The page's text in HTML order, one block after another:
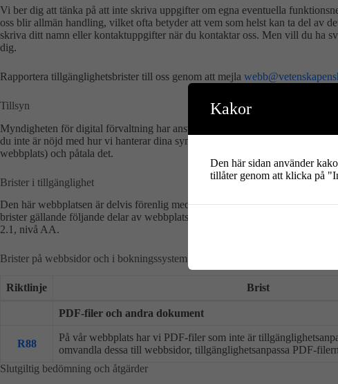
Vi ber dig att tänka på att inte skriva uppgifter om egna eventuella
oss blir allmän handling, vilket ofta betyder att vem som helst kan ta del av
skriva ditt namn eller kontaktuppgifter när du kontaktar oss. Men vill du ha
dig.
Rapportera tillgänglighetsbrister till oss genom att mejla
Tillsyn
Myndigheten för digital förvaltning har ansvaret för tillsyn av lagen om
du inte är nöjd med hur vi hanterar dina synpunkter kan du Kontakta
webbplats) och påtala det.
Brister i tillgänglighet
Den här webbplatsen är delvis förenlig med lagen om tillgänglighet till
brister gällande följande delar av webbplatsen. Vårt tillgänglighetsarbetet
2.1, nivå AA.
Brister på webbsidor och i bokningssystem
Riktlinje Brist
PDF-filer och andra dokument
R88
På vår webbplats har vi PDF-filer som inte är
omvandla dessa till webbsidor, tillgänglighetsanpassa PDF-
Slutgiltig bedömning och åtgärder
Kakor
Den här sidan använder
tillåter genom att klicka på